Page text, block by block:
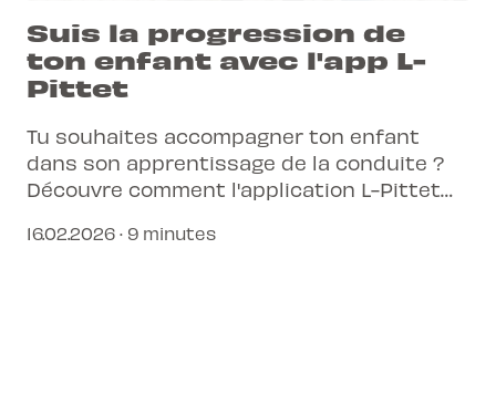
Suis la progression de
ton enfant avec l'app L-
Pittet
Tu souhaites accompagner ton enfant
dans son apprentissage de la conduite ?
Découvre comment l'application L-Pittet
renforce ton tranquillité d'esprit.
16.02.2026 · 9 minutes